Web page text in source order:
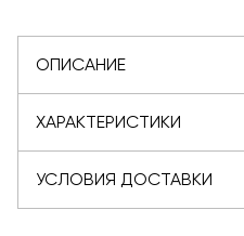
ОПИСАНИЕ
ХАРАКТЕРИСТИКИ
УСЛОВИЯ ДОСТАВКИ